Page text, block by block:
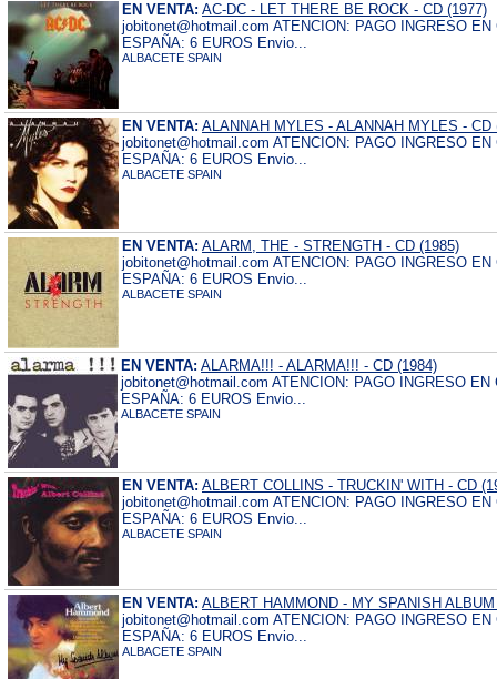
EN VENTA: AC-DC - LET THERE BE ROCK - CD (1977)
jobitonet@hotmail.com ATENCION: PAGO INGRESO
ESPAÑA: 6 EUROS Envio...
ALBACETE SPAIN
EN VENTA: ALANNAH MYLES - ALANNAH MYLES - CD
jobitonet@hotmail.com ATENCION: PAGO INGRESO
ESPAÑA: 6 EUROS Envio...
ALBACETE SPAIN
EN VENTA: ALARM, THE - STRENGTH - CD (1985)
jobitonet@hotmail.com ATENCION: PAGO INGRESO
ESPAÑA: 6 EUROS Envio...
ALBACETE SPAIN
EN VENTA: ALARMA!!! - ALARMA!!! - CD (1984)
jobitonet@hotmail.com ATENCION: PAGO INGRESO
ESPAÑA: 6 EUROS Envio...
ALBACETE SPAIN
EN VENTA: ALBERT COLLINS - TRUCKIN' WITH - CD
jobitonet@hotmail.com ATENCION: PAGO INGRESO
ESPAÑA: 6 EUROS Envio...
ALBACETE SPAIN
EN VENTA: ALBERT HAMMOND - MY SPANISH
jobitonet@hotmail.com ATENCION: PAGO INGRESO
ESPAÑA: 6 EUROS Envio...
ALBACETE SPAIN